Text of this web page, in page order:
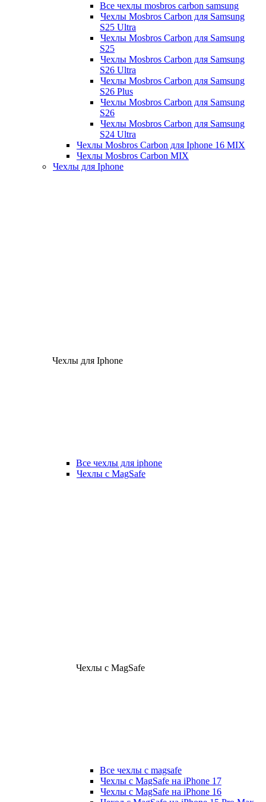
Все чехлы mosbros carbon samsung
Чехлы Mosbros Carbon для Samsung
S25 Ultra
Чехлы Mosbros Carbon для Samsung
S25
Чехлы Mosbros Carbon для Samsung
S26 Ultra
Чехлы Mosbros Carbon для Samsung
S26 Plus
Чехлы Mosbros Carbon для Samsung
S26
Чехлы Mosbros Carbon для Samsung
S24 Ultra
Чехлы Mosbros Carbon для Iphone 16 MIX
Чехлы Mosbros Carbon MIX
Чехлы для Iphone
Чехлы для Iphone
Все чехлы для iphone
Чехлы с MagSafe
Чехлы с MagSafe
Все чехлы с magsafe
Чехлы с MagSafe на iPhone 17
Чехлы с MagSafe на iPhone 16